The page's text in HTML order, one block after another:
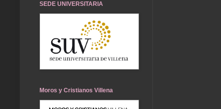
SEDE UNIVERSITARIA
Moros y Cristianos Villena